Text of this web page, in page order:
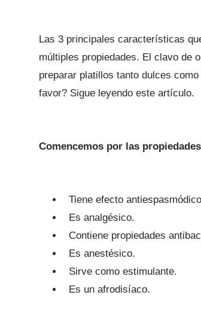
Las 3 principales características
múltiples propiedades. El clavo de
preparar platillos tanto dulces
favor? Sigue leyendo este artículo.
Comencemos por las propiedades
Tiene efecto
Es analgésico.
Contiene propiedades
Es anestésico.
Sirve como estimulante.
Es un afrodisíaco.